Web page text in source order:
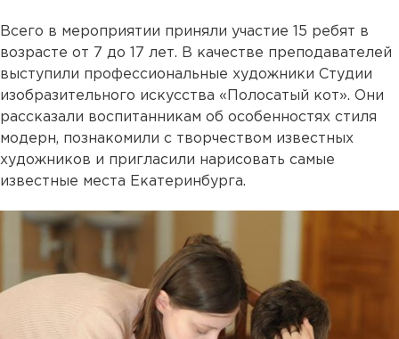
Всего в мероприятии приняли участие 15 ребят в
возрасте от 7 до 17 лет. В качестве преподавателей
выступили профессиональные художники Студии
изобразительного искусства «Полосатый кот». Они
рассказали воспитанникам об особенностях стиля
модерн, познакомили с творчеством известных
художников и пригласили нарисовать самые
известные места Екатеринбурга.